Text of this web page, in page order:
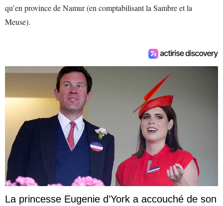
qu’en province de Namur (en comptabilisant la Sambre et la
Meuse).
La princesse Eugenie d’York a accouché de son